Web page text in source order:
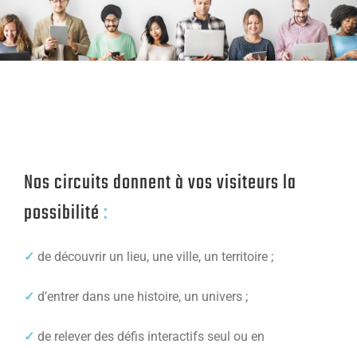
Nos circuits donnent à vos visiteurs la
possibilité :
✓ de découvrir un lieu, une ville, un territoire ;
✓ d’entrer dans une histoire, un univers ;
✓ de relever des défis interactifs seul ou en